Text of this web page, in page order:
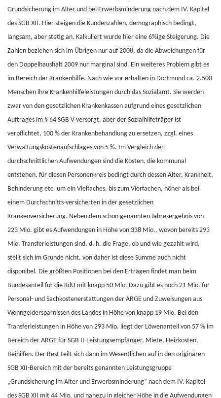
Grundsicherung im Alter und bei Erwerbsminderung nach dem IV. Kapitel
des SGB XII. Hier steigen die Kundenzahlen, demographisch bedingt,
langsam, aber stetig an. Kalkuliert wurde hier eine 6%ige Steigerung. Die
Zahlen beziehen sich im Übrigen nur auf 2008, da die Abweichungen für
den Doppelhaushalt 2009 nur marginal sind. Ein weiteres Problem gibt es
im Bereich der Krankenhilfe. Nach wie vor erhalten in Dortmund ca. 2.500
Menschen ihre Krankenhilfeleistungen durch das Sozialamt. Sie werden
zwar von den gesetzlichen Krankenkassen aufgrund eines gesetzlichen
Auftrages im § 64 SGB V versorgt, aber der Sozialhilfeträger ist
verpflichtet, 100 % der Krankenbehandlung zu ersetzen, zzgl. eines
Verwaltungskostenaufschlages von 5 %. Im Vergleich der
durchschnittlichen Aufwendungen sind die Kosten, die kommunal
entstehen, für diesen Personenkreis bedingt durch dessen Alter, Krankheit,
Behinderung etc. um ein Vielfaches, bis zum Vierfachen, höher als bei
einem Durchschnitts-versicherten in der gesetzlichen
Krankenversicherung. Neben dem schon genannten Jahresergebnis von
223 Mio. gibt es Aufwendungen in Höhe von 338 Mio., wovon bereits 293
Mio. Transferleistungen sind, d. h. die Frage, ob und wie gezahlt wird,
stellt sich im Grunde nicht, von daher ist diese Summe auch nicht
disponibel. Die größten Positionen bei den Erträgen findet man beim
Bundesanteil für die KdU mit knapp 50 Mio. Dazu gibt es noch 21 Mio. für
Personal- und Sachkostenerstattungen der ARGE und Zuweisungen aus
Wohngeldersparnissen des Landes in Höhe von knapp 19 Mio. Bei den
Transferleistungen in Höhe von 293 Mio. liegt der Löwenanteil von 57 % im
Bereich der ARGE für SGB II-Leistungsempfänger, Miete, Heizkosten,
Beihilfen. Der Rest teilt sich dann im Wesentlichen auf in den originären
SGB XII-Bereich mit der bereits genannten Leistungsgruppe
„Grundsicherung im Alter und Erwerbsminderung“ nach dem IV. Kapitel
des SGB XII mit 44 Mio. und nahezu in gleicher Höhe in die Aufwendungen